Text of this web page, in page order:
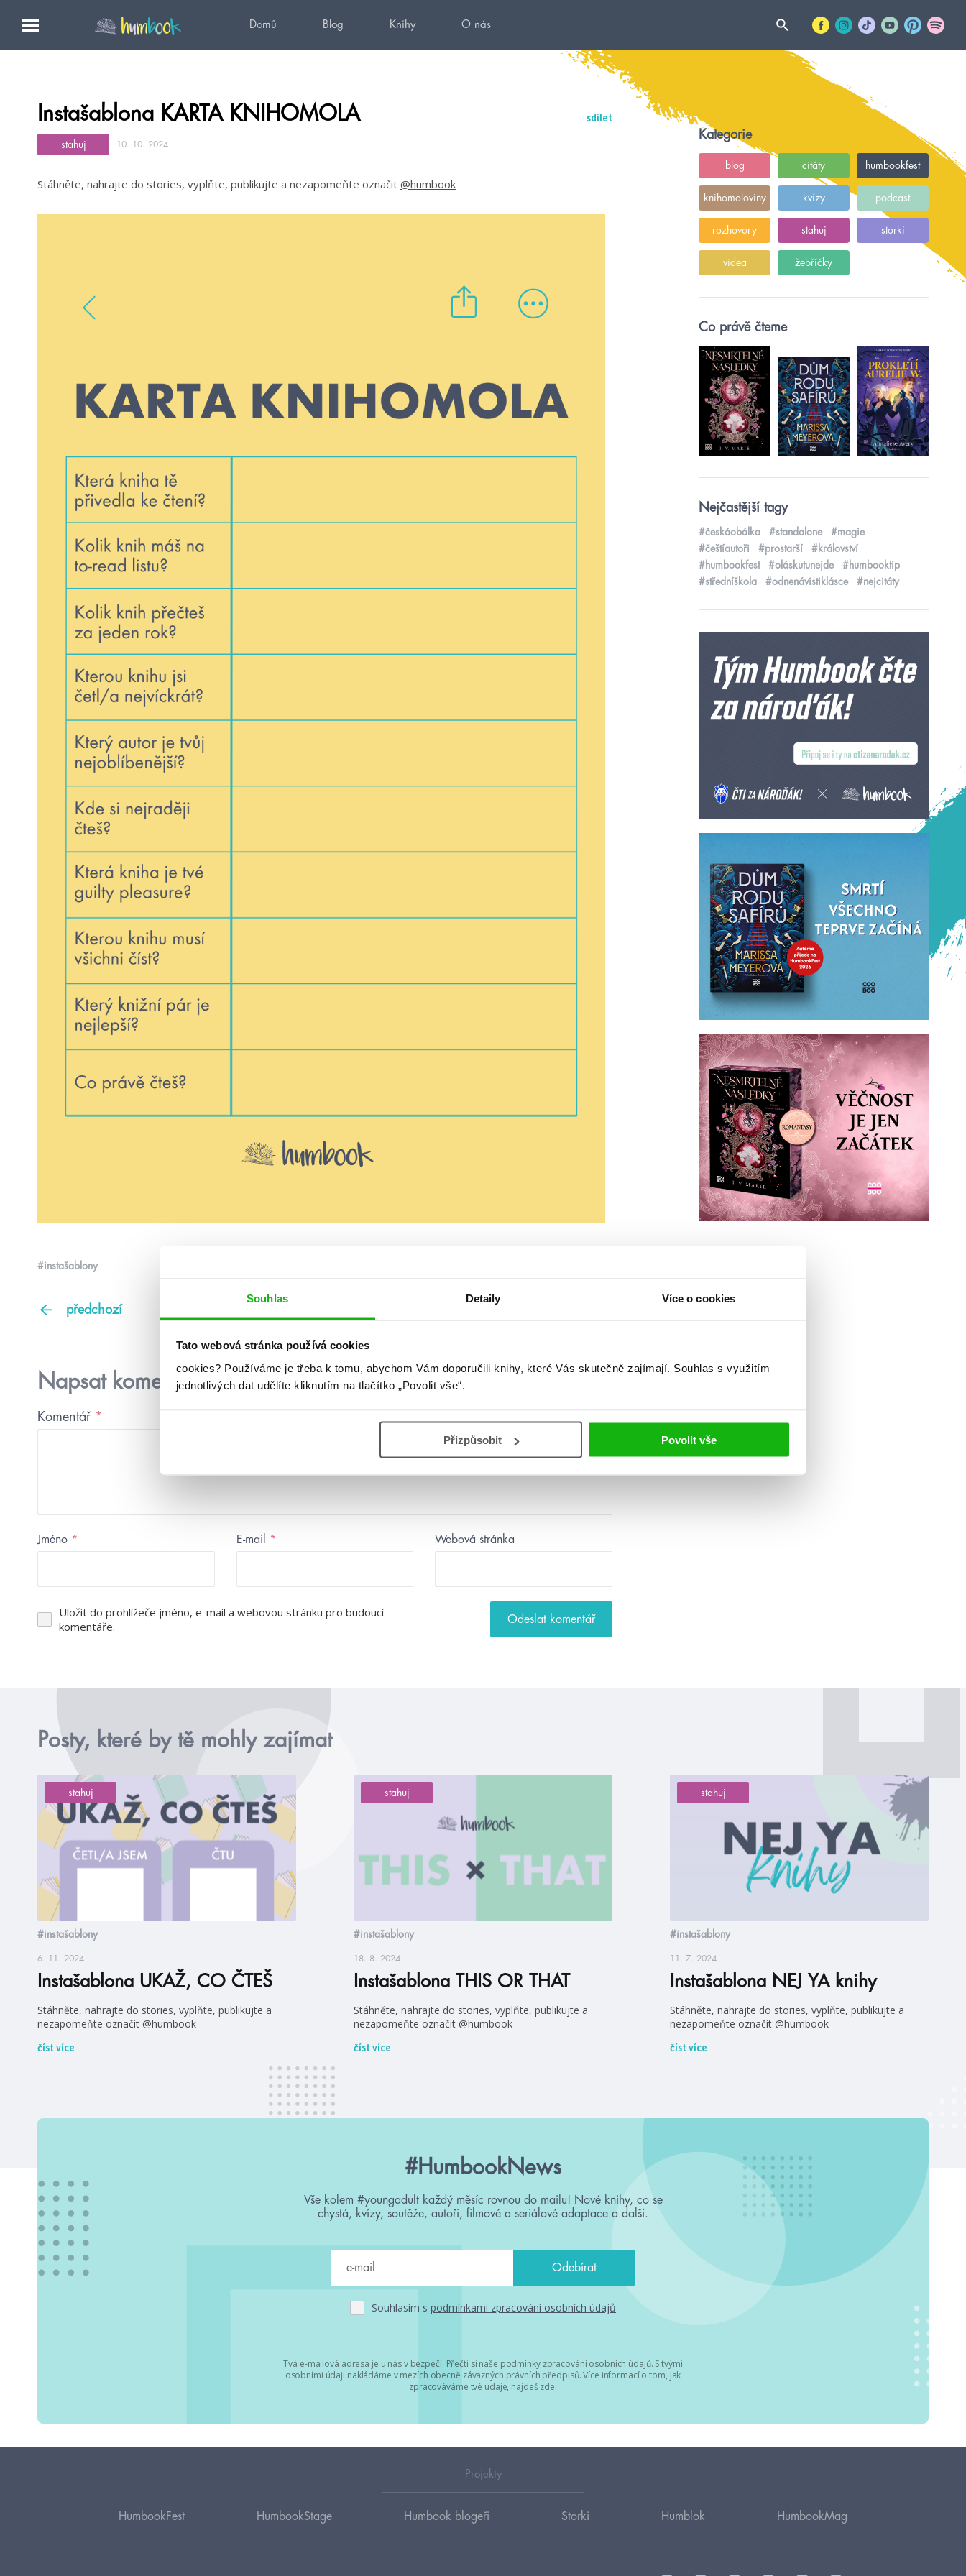
Souhlas Detaily Více o cookies
Tato webová stránka používá cookies
cookies? Používáme je třeba k tomu, abychom Vám doporučili knihy, které Vás skutečně zajímají. Souhlas s využitím
jednotlivých dat udělíte kliknutím na tlačítko „Povolit vše“.
Přizpůsobit Povolit vše
Domů Blog Knihy O nás
Instašablona KARTA KNIHOMOLA sdílet
stahuj 10. 10. 2024
Stáhněte, nahrajte do stories, vyplňte, publikujte a nezapomeňte označit @humbook
#instašablony
předchozí
Napsat komentář
Komentář *
Jméno * E-mail * Webová stránka
Uložit do prohlížeče jméno, e-mail a webovou stránku pro budoucí
komentáře.
Kategorie
blog citáty humbookfest
knihomoloviny kvízy podcast
rozhovory stahuj storki
videa žebříčky
Co právě čteme
Nejčastější tagy
#českáobálka #standalone
#magie
#češtíautoři
#prostarší
#království
#humbookfest
#oláskutunejde
#humbooktip
#středníškola
#odnenávistiklásce #nejcitáty
Posty, které by tě mohly zajímat
stahuj
#instašablony
6. 11. 2024
Instašablona UKAŽ, CO ČTEŠ
Stáhněte, nahrajte do stories, vyplňte, publikujte a
nezapomeňte označit @humbook
číst více
stahuj
#instašablony
18. 8. 2024
Instašablona THIS OR THAT
Stáhněte, nahrajte do stories, vyplňte, publikujte a
nezapomeňte označit @humbook
číst více
stahuj
#instašablony
11. 7. 2024
Instašablona NEJ YA knihy
Stáhněte, nahrajte do stories, vyplňte, publikujte a
nezapomeňte označit @humbook
číst více
#HumbookNews
Vše kolem #youngadult každý měsíc rovnou do mailu! Nové knihy, co se
chystá, kvízy, soutěže, autoři, filmové a seriálové adaptace a další.
Souhlasím s podmínkami zpracování osobních údajů
Tvá e-mailová adresa je u nás v bezpečí. Přečti si naše podmínky zpracování osobních údajů. S tvými
osobními údaji nakládáme v mezích obecně závazných právních předpisů. Více informací o tom, jak
zpracováváme tvé údaje, najdeš zde.
Projekty
HumbookFest HumbookStage Humbook blogeři Storki Humblok HumbookMag